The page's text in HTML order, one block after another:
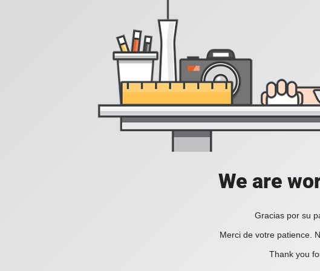
We are
Gracias por su
Merci de votre patience.
Thank you